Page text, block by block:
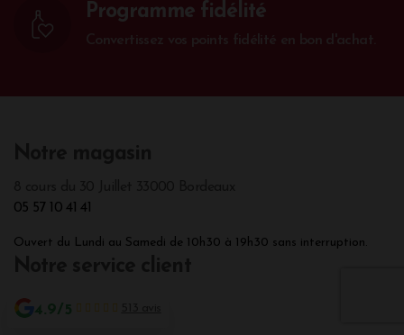
Programme fidélité
05 57 10 41 41
Ouvert du Lundi au Samedi de 10h30 à 19h30 sans interruption.
Une question ?
05 57 10 41 41
4.9/5